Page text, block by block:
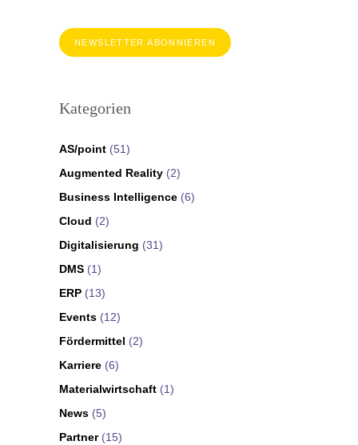
NEWSLETTER ABONNIEREN
Kategorien
AS/point (51)
Augmented Reality (2)
Business Intelligence (6)
Cloud (2)
Digitalisierung (31)
DMS (1)
ERP (13)
Events (12)
Fördermittel (2)
Karriere (6)
Materialwirtschaft (1)
News (5)
Partner(15)